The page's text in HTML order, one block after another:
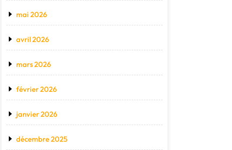
mai 2026
avril 2026
mars 2026
février 2026
janvier 2026
décembre 2025